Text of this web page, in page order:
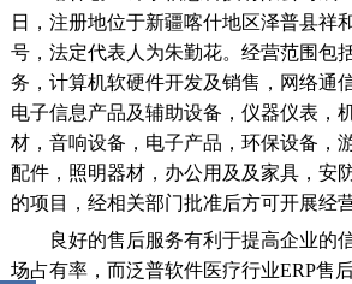
日，注册地位于新疆喀什地区泽普县祥
号，法定代表人为朱勤花。经营范围包
务，计算机软硬件开发及销售，网络通
电子信息产品及辅助设备，仪器仪表，
材，音响设备，电子产品，环保设备，
配件，照明器材，办公用及及家具，安
的项目，经相关部门批准后方可开展经
良好的售后服务有利于提高企业的
场占有率，而泛普软件医疗行业ERP售